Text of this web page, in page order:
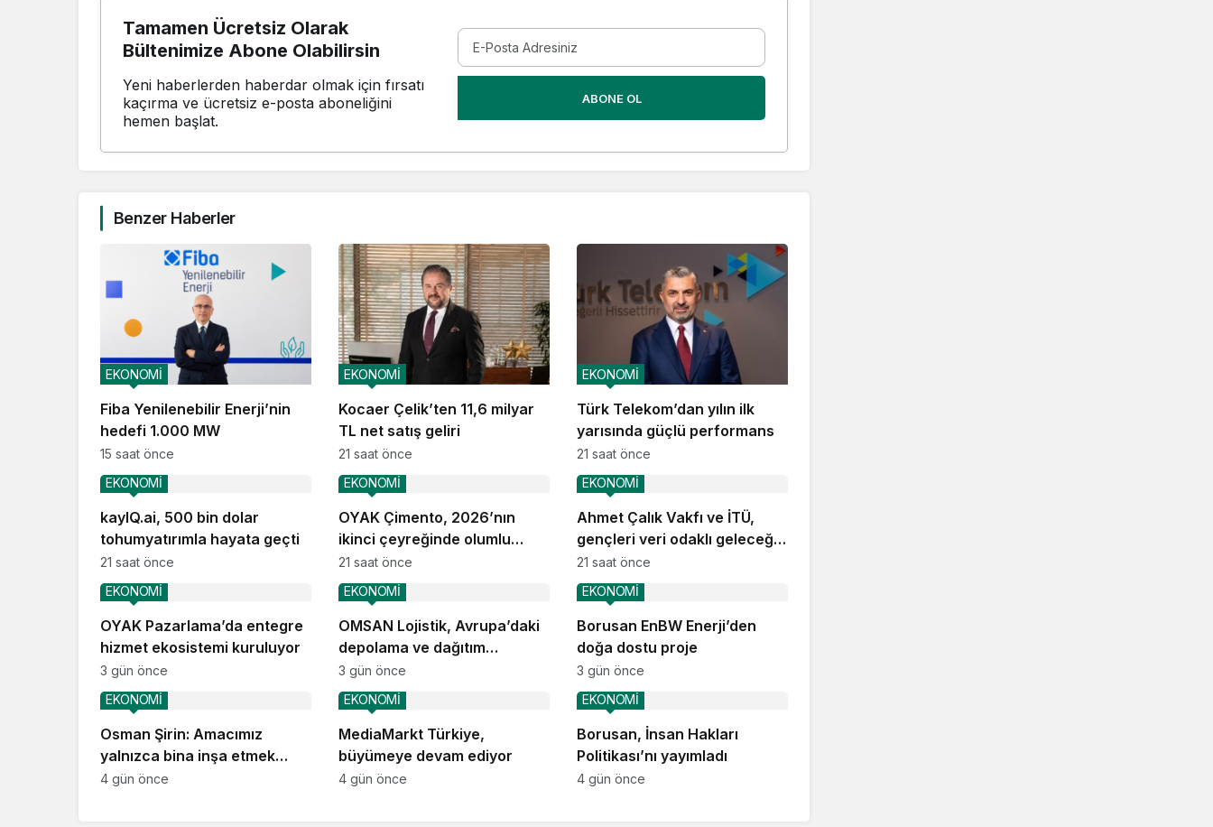
Tamamen Ücretsiz Olarak
Bültenimize Abone Olabilirsin
Yeni haberlerden haberdar olmak için fırsatı
kaçırma ve ücretsiz e-posta aboneliğini
hemen başlat.
ABONE OL
Benzer Haberler
Fiba Yenilenebilir Enerji’nin
hedefi 1.000 MW
EKONOMİ
15 saat önce
Kocaer Çelik’ten 11,6 milyar
TL net satış geliri
EKONOMİ
21 saat önce
Türk Telekom’dan yılın ilk
yarısında güçlü performans
EKONOMİ
21 saat önce
kayIQ.ai, 500 bin dolar
tohumyatırımla hayata geçti
EKONOMİ
21 saat önce
OYAK Çimento, 2026’nın
ikinci çeyreğinde olumlu
performansını sürdürdü
EKONOMİ
21 saat önce
Ahmet Çalık Vakfı ve İTÜ,
gençleri veri odaklı geleceğe
hazırlıyor
EKONOMİ
21 saat önce
OYAK Pazarlama’da entegre
hizmet ekosistemi kuruluyor
EKONOMİ
3 gün önce
OMSAN Lojistik, Avrupa’daki
depolama ve dağıtım
operasyonlarına başladı
EKONOMİ
3 gün önce
Borusan EnBW Enerji’den
doğa dostu proje
EKONOMİ
3 gün önce
Osman Şirin: Amacımız
yalnızca bina inşa etmek
değil, yatırımcısına
EKONOMİ
4 gün önce
MediaMarkt Türkiye,
büyümeye devam ediyor
EKONOMİ
4 gün önce
Borusan, İnsan Hakları
Politikası’nı yayımladı
EKONOMİ
4 gün önce